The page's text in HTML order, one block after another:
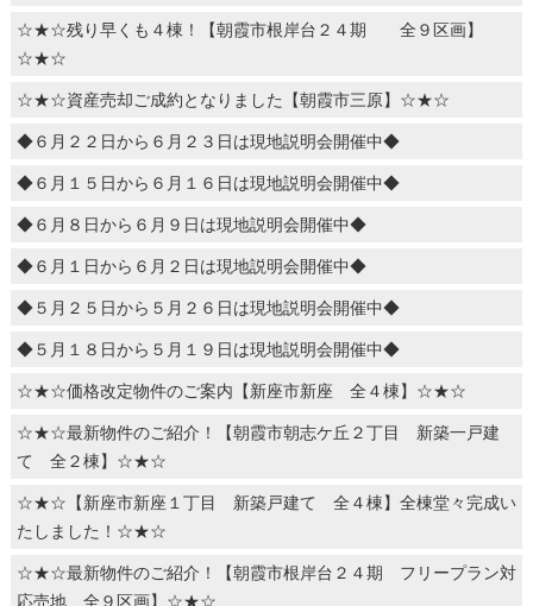
☆★☆残り早くも４棟！【朝霞市根岸台２４期 全９区画】
☆★☆
☆★☆資産売却ご成約となりました【朝霞市三原】☆★☆
◆６月２２日から６月２３日は現地説明会開催中◆
◆６月１５日から６月１６日は現地説明会開催中◆
◆６月８日から６月９日は現地説明会開催中◆
◆６月１日から６月２日は現地説明会開催中◆
◆５月２５日から５月２６日は現地説明会開催中◆
◆５月１８日から５月１９日は現地説明会開催中◆
☆★☆価格改定物件のご案内【新座市新座 全４棟】☆★☆
☆★☆最新物件のご紹介！【朝霞市朝志ケ丘２丁目 新築一戸建
て 全２棟】☆★☆
☆★☆【新座市新座１丁目 新築戸建て 全４棟】全棟堂々完成い
たしました！☆★☆
☆★☆最新物件のご紹介！【朝霞市根岸台２４期 フリープラン対
応売地 全９区画】☆★☆